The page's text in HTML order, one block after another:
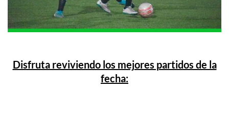
Disfruta reviviendo los mejores partidos de la
fecha: